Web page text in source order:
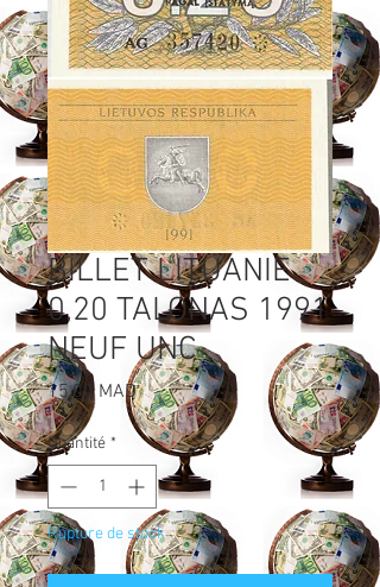
BILLET LITUANIE
0,20 TALONAS 1991
NEUF UNC
15,00 MADPrix
Quantité *
Rupture de stock